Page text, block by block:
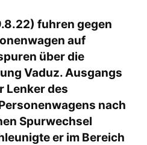
fuhren gegen
auf
über die
Vaduz. Ausgangs
Lenker des
nach
Spurwechsel
er im Bereich